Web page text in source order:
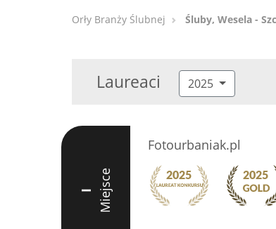
Orły Branży Ślubnej Śluby, Wesela -
Laureaci 2025
I Miejsce
Fotourbaniak.pl